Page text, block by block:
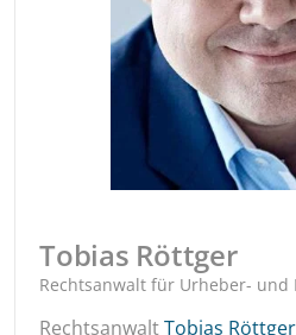
Tobias Röttger
Rechtsanwalt für Urheber- und
RechtsanwaltTobias